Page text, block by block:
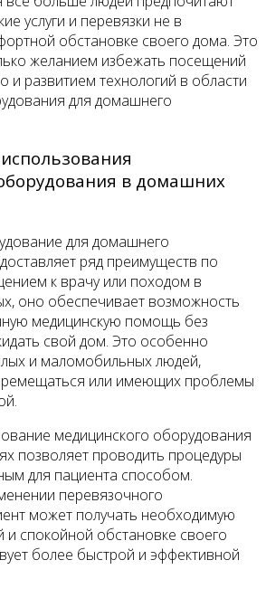
услуги и перевязки не в
обстановке своего дома. Это
желанием избежать посещений
и развитием технологий в области
для домашнего
в домашних
для домашнего
ряд преимуществ по
к врачу или походом в
оно обеспечивает возможность
медицинскую помощь без
свой дом. Это особенно
и маломобильных людей,
или имеющих проблемы
медицинского оборудования
позволяет проводить процедуры
для пациента способом.
перевязочного
может получать необходимую
спокойной обстановке своего
более быстрой и эффективной